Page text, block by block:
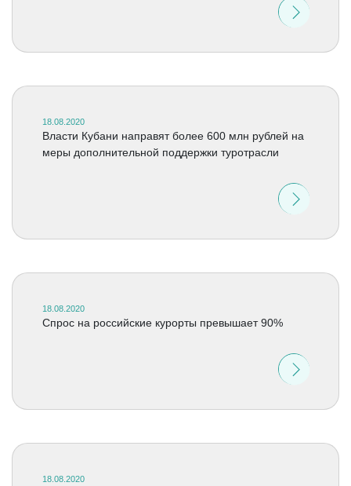
18.08.2020
Власти Кубани направят более 600 млн рублей на
меры дополнительной поддержки туротрасли
18.08.2020
Спрос на российские курорты превышает 90%
18.08.2020